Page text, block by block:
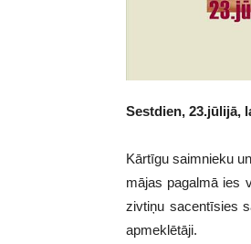
Sestdien, 23.jūlijā,
Kārtīgu saimnieku
mājas pagalmā ies
zivtiņu sacentīsies
apmeklētāji.